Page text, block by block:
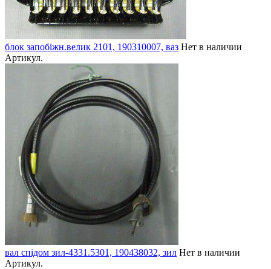
блок запобіжн.велик 2101, 190310007, ваз Нет в наличии
Артикул.
вал спідом зил-4331.5301, 190438032, зил Нет в наличии
Артикул.